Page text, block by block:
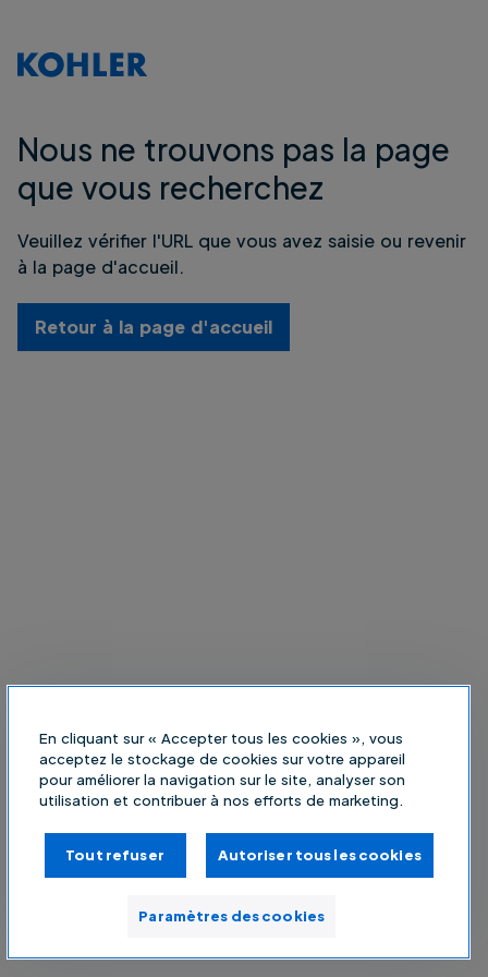
Nous ne trouvons pas la page
que vous recherchez
Veuillez vérifier l'URL que vous avez saisie ou revenir
à la page d'accueil.
Retour à la page d'accueil
En cliquant sur « Accepter tous les cookies », vous
acceptez le stockage de cookies sur votre appareil
pour améliorer la navigation sur le site, analyser son
utilisation et contribuer à nos efforts de marketing.
Tout refuser Autoriser tous les cookies
Paramètres des cookies